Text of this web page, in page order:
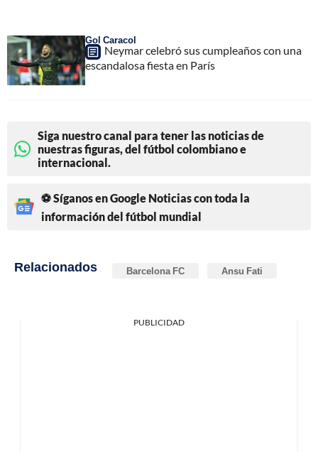
Gol Caracol
Neymar celebró sus cumpleaños con una
escandalosa fiesta en París
Siga nuestro canal para tener las noticias de
nuestras figuras, del fútbol colombiano e
internacional.
⚽ Síganos en Google Noticias con toda la
información del fútbol mundial
Relacionados Barcelona FC Ansu Fati
PUBLICIDAD